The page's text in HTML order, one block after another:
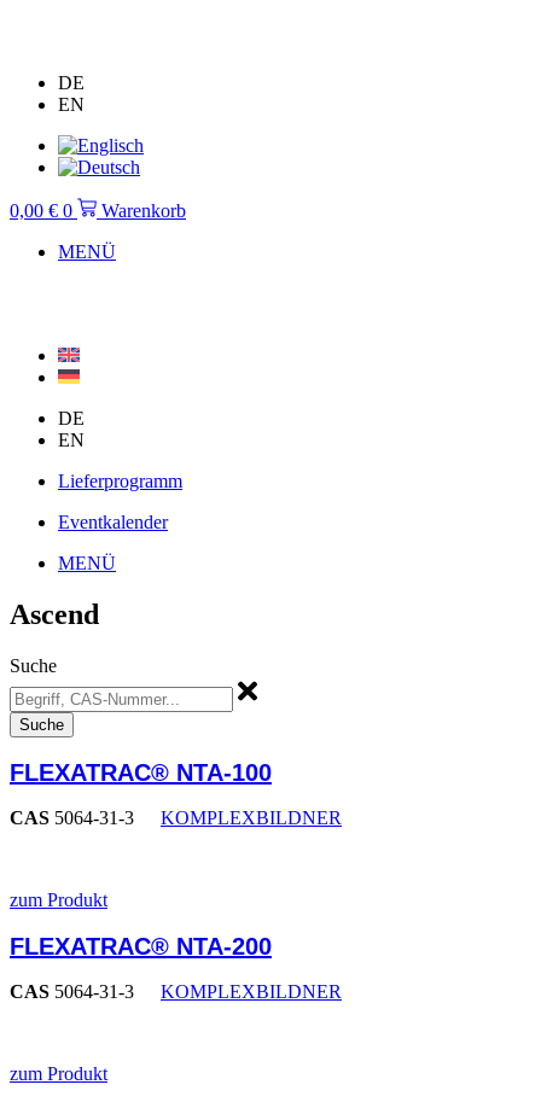
DE
EN
0,00 € 0
Warenkorb
MENÜ
DE
EN
Lieferprogramm
Eventkalender
MENÜ
Ascend
Suche
Suche
FLEXATRAC® NTA-100
CAS 5064-31-3 KOMPLEXBILDNER
zum Produkt
FLEXATRAC® NTA-200
CAS 5064-31-3 KOMPLEXBILDNER
zum Produkt